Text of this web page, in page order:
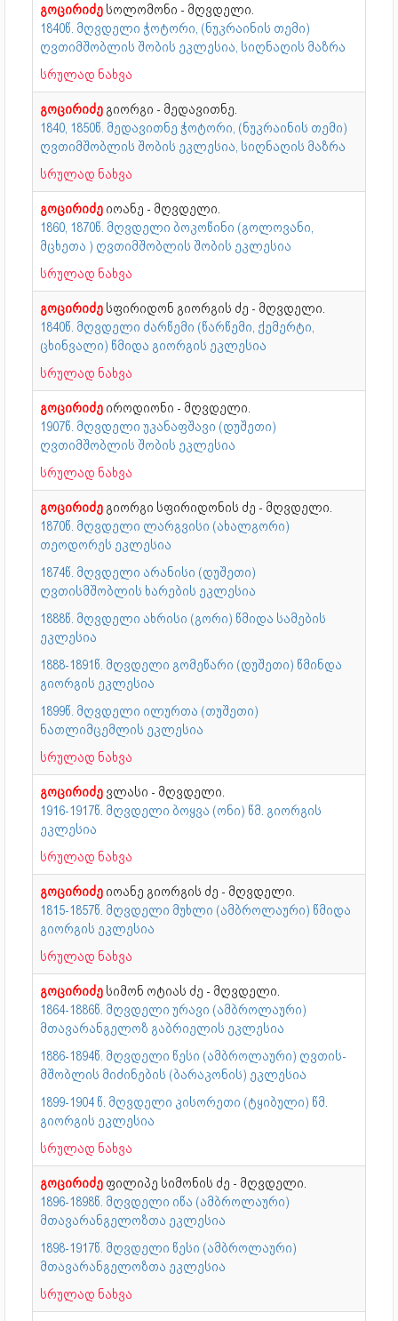
გოცირიძე სოლომონი - მღვდელი.
1840წ. მღვდელი ჭოტორი, (ნუკრაინის თემი)
ღვთიმშობლის შობის ეკლესია, სიღნაღის მაზრა
სრულად ნახვა
გოცირიძე გიორგი - მედავითნე.
1840, 1850წ. მედავითნე ჭოტორი, (ნუკრაინის თემი)
ღვთიმშობლის შობის ეკლესია, სიღნაღის მაზრა
სრულად ნახვა
გოცირიძე იოანე - მღვდელი.
1860, 1870წ. მღვდელი ბოკოწინი (გოლოვანი,
მცხეთა ) ღვთიმშობლის შობის ეკლესია
სრულად ნახვა
გოცირიძე სფირიდონ გიორგის ძე - მღვდელი.
1840წ. მღვდელი ძარწემი (წარწემი, ქემერტი,
ცხინვალი) წმიდა გიორგის ეკლესია
სრულად ნახვა
გოცირიძე იროდიონი - მღვდელი.
1907წ. მღვდელი უკანაფშავი (დუშეთი)
ღვთიმშობლის შობის ეკლესია
სრულად ნახვა
გოცირიძე გიორგი სფირიდონის ძე - მღვდელი.
1870წ. მღვდელი ლარგვისი (ახალგორი)
თეოდორეს ეკლესია
1874წ. მღვდელი არანისი (დუშეთი)
ღვთისმშობლის ხარების ეკლესია
1888წ. მღვდელი ახრისი (გორი) წმიდა სამების
ეკლესია
1888-1891წ. მღვდელი გომეწარი (დუშეთი) წმინდა
გიორგის ეკლესია
1899წ. მღვდელი ილურთა (თუშეთი)
ნათლიმცემლის ეკლესია
სრულად ნახვა
გოცირიძე ვლასი - მღვდელი.
1916-1917წ. მღვდელი ბოყვა (ონი) წმ. გიორგის
ეკლესია
სრულად ნახვა
გოცირიძე იოანე გიორგის ძე - მღვდელი.
1815-1857წ. მღვდელი მუხლი (ამბროლაური) წმიდა
გიორგის ეკლესია
სრულად ნახვა
გოცირიძე სიმონ ოტიას ძე - მღვდელი.
1864-1886წ. მღვდელი ურავი (ამბროლაური)
მთავარანგელოზ გაბრიელის ეკლესია
1886-1894წ. მღვდელი წესი (ამბროლაური) ღვთის­
მშობ­ლის მი­ძი­ნე­ბის (ბა­რა­კო­ნის) ეკ­ლე­სია
1899-1904 წ. მღვდელი კისორეთი (ტყიბული) წმ.
გიორგის ეკლესია
სრულად ნახვა
გოცირიძე ფილიპე სიმონის ძე - მღვდელი.
1896-1898წ. მღვდელი იწა (ამბროლაური)
მთავარანგელოზთა ეკლესია
1898-1917წ. მღვდელი წესი (ამბროლაური)
მთავარანგელოზთა ეკლესია
სრულად ნახვა